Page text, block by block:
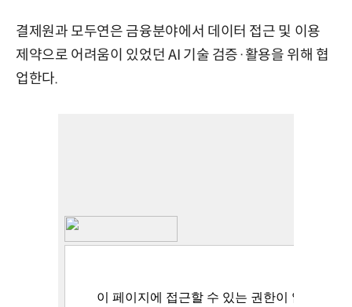
결제원과 모두연은 금융분야에서 데이터 접근 및 이용
제약으로 어려움이 있었던 AI 기술 검증·활용을 위해 협
업한다.